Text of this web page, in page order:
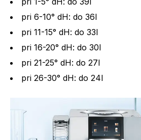
pri 6-10° dH: do 36l
pri 11-15° dH: do 33l
pri 16-20° dH: do 30l
pri 21-25° dH: do 27l
pri 26-30° dH: do 24l